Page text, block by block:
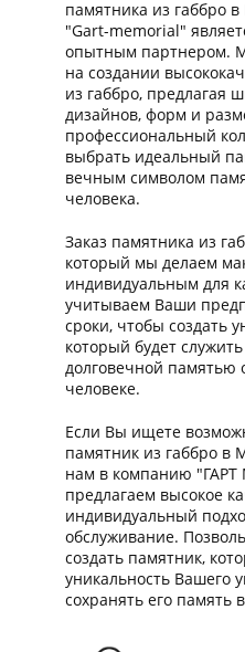
памятника из габбро
"Gart-memorial"
опытным партнером.
на создании
из габбро, предлагая
дизайнов, форм и
профессиональный
выбрать идеальный
вечным символом
человека.
Заказ памятника из
который мы делаем
индивидуальным для
учитываем Ваши
сроки, чтобы создать
который будет
долговечной памятью
человеке.
Если Вы ищете
памятник из габбро в
нам в компанию
предлагаем высокое
индивидуальный
обслуживание.
создать памятник,
уникальность Вашего
сохранять его память